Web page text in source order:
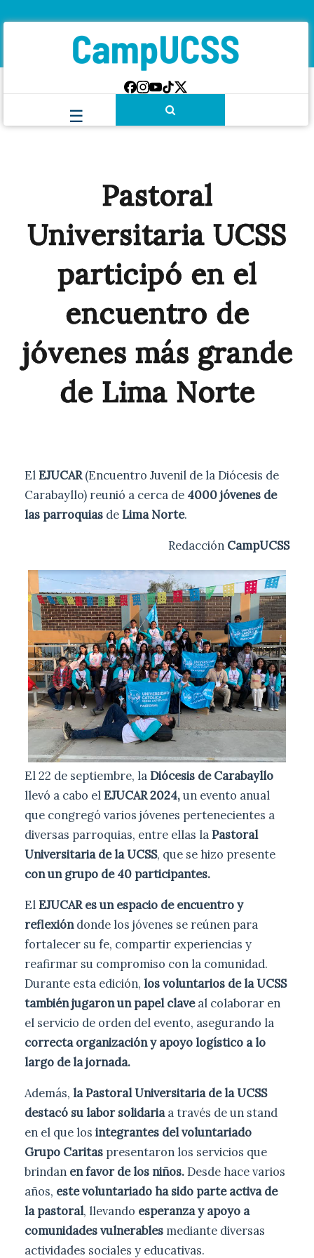
Pastoral
Universitaria UCSS
participó en el
encuentro de
jóvenes más grande
de Lima Norte
ElEJUCAR(Encuentro Juvenil de la Diócesis de
Carabayllo) reunió a cerca de 4000 jóvenes de
las parroquias deLima Norte.
Redacción CampUCSS
El 22 de septiembre, laDiócesis de Carabayllo
llevó a cabo elEJUCAR 2024,un evento anual
que congregó varios jóvenes pertenecientes a
diversas parroquias, entre ellas laPastoral
Universitaria de la UCSS, que se hizo presente
con un grupo de 40 participantes.
ElEJUCAR es un espacio de encuentro y
reflexióndonde los jóvenes se reúnen para
fortalecer su fe, compartir experiencias y
reafirmar su compromiso con la comunidad.
Durante esta edición, los voluntarios de la UCSS
también jugaron un papel claveal colaborar en
el servicio de orden del evento, asegurando la
correcta organización y apoyo logístico a lo
largo de la jornada.
Además, la Pastoral Universitaria de la UCSS
destacó su labor solidariaa través de un stand
en el que los integrantes del voluntariado
Grupo Caritas presentaron los servicios que
brindan en favor de los niños. Desde hace varios
años, este voluntariado ha sido parte activa de
la pastoral, llevando esperanza y apoyo a
comunidades vulnerables mediante diversas
actividades sociales y educativas.